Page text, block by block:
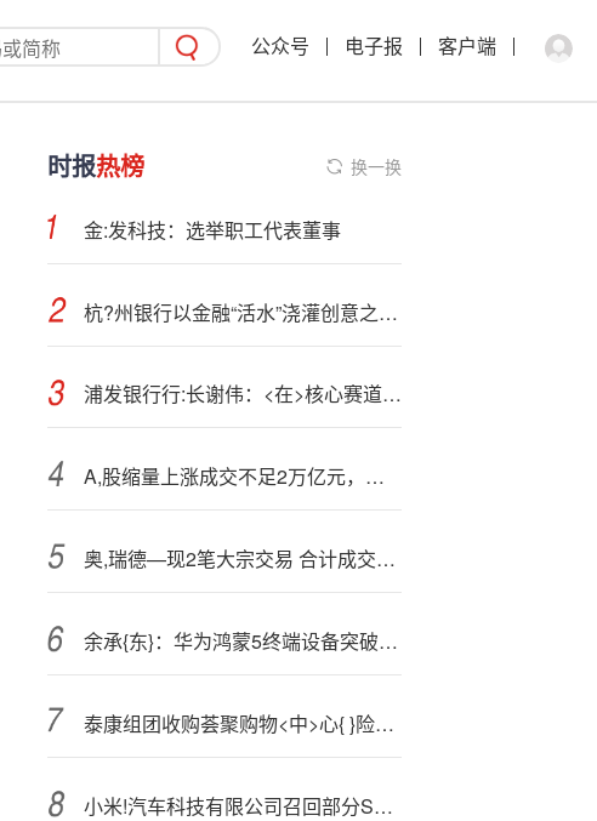
公众号 电子报 客户端
时报热榜 换一换
金:发科技：选举职工代表董事
杭?州银行以金融“活水”浇灌创意之花 助力影视剧佳作频出
浦发银行行:长谢伟：<在>核心赛道上持续深耕 全力提升经营效率和盈利能力
A,股缩量上涨成交不足2万亿元，沪指3800点失而复得：AI产业链全线反弹
奥,瑞德—现2笔大宗交易 合计成交3600.00万股
余承{东}：华为鸿蒙5终端设备突破1200万台
泰康组团收购荟聚购物<中>心{ }险资加速布局不动产
小米!汽车科技有限公司召回部分SU7标准版 共计116887辆